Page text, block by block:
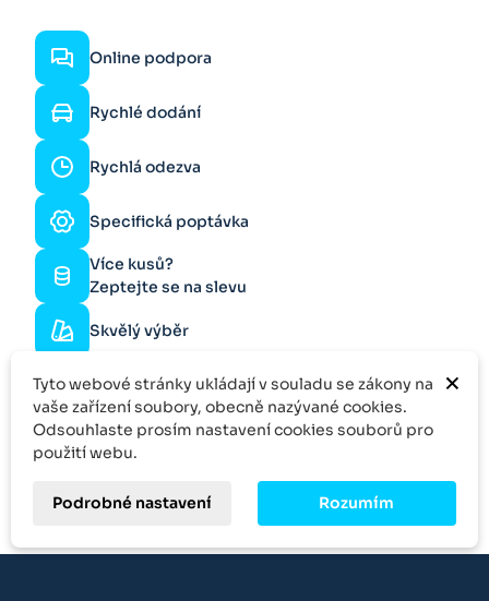
Online podpora
Rychlé dodání
Rychlá odezva
Specifická poptávka
Více kusů?
Zeptejte se na slevu
Skvělý výběr
Množstevní sleva
Kontakt
×
Tyto webové stránky ukládají v souladu se zákony na
vaše zařízení soubory, obecně nazývané cookies.
Odsouhlaste prosím nastavení cookies souborů pro
použití webu.
Podrobné nastavení Rozumím